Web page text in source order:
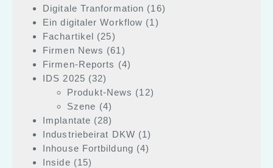
Digitale Tranformation (16)
Ein digitaler Workflow (1)
Fachartikel (25)
Firmen News (61)
Firmen-Reports (4)
IDS 2025 (32)
Produkt-News (12)
Szene (4)
Implantate (28)
Industriebeirat DKW (1)
Inhouse Fortbildung (4)
Inside (15)